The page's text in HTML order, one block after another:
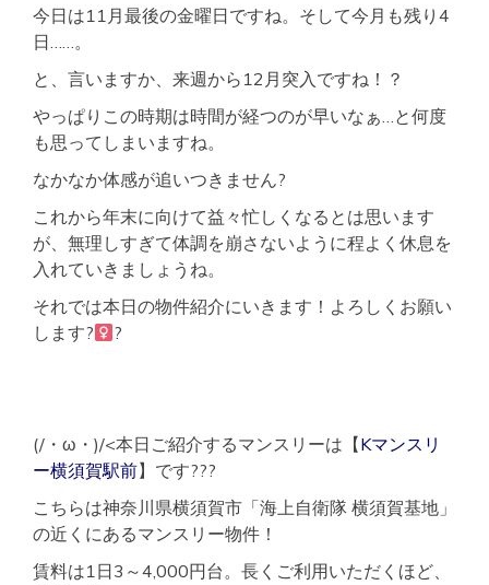
ト
有
今日は11月最後の金曜日ですね。そして今月も残り4
日……。
と、言いますか、来週から12月突入ですね！？
やっぱりこの時期は時間が経つのが早いなぁ…と何度
も思ってしまいますね。
なかなか体感が追いつきません?
これから年末に向けて益々忙しくなるとは思います
が、無理しすぎて体調を崩さないように程よく休息を
入れていきましょうね。
それでは本日の物件紹介にいきます！よろしくお願い
します?‍
?
(/・ω・)/<本日ご紹介するマンスリーは【Kマンスリ
ー横須賀駅前】です???
こちらは神奈川県横須賀市「海上自衛隊 横須賀基地」
の近くにあるマンスリー物件！
賃料は1日3～4,000円台。長くご利用いただくほど、